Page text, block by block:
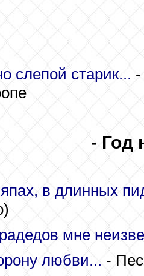
слепой старик...
- Год
в длинных
мне
любви... -